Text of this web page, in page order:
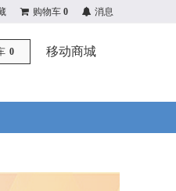
购物车 0 消息
0 移动商城